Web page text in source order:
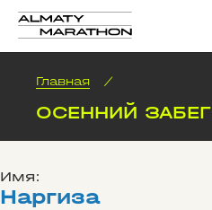
Главная /
ОСЕННИЙ ЗАБЕГ
Имя:
Наргиза